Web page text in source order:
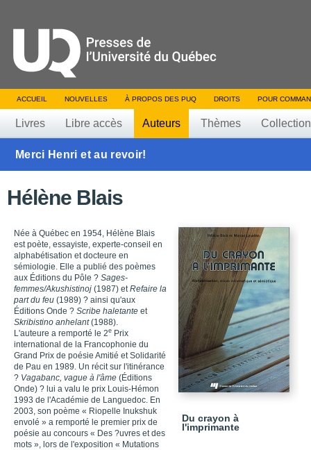
ACCUEIL NOUVELLES À PROPOS DES PUQ DROITS POUR
Livres Libre accès Auteurs Thèmes
Merci Henri et au revoir!
Hélène Blais
Née à Québec en 1954, Hélène Blais
est poète, essayiste, experte-conseil en
alphabétisation et docteure en
sémiologie. Elle a publié des poèmes
aux Éditions du Pôle ? Sages-
femmes/Akushistinoj (1987) etRefaire la
part du feu (1989) ? ainsi qu'aux
Éditions Onde ? Scribe haletante et
Skribistino anhelant(1988).
L'auteure a remporté le 2e Prix
international de la Francophonie du
Grand Prix de poésie Amitié et Solidarité
de Pau en 1989. Un récit sur l'itinérance
? Vagabanc, vague à l'âme (Éditions
Onde) ? lui a valu le prix Louis-Hémon
1993 de l'Académie de Languedoc. En
2003, son poème « Riopelle Inukshuk
envolé » a remporté le premier prix de
poésie au concours « Des ?uvres et des
mots », lors de l'exposition « Mutations
Du crayon à
l'imprimante